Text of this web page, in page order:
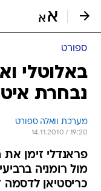
ספורט
באלוטלי
נבחרת
מערכת וואלה ספורט
14.11.2010 / 19:20
פראנדלי זימן
מול רומניה
כריסטיאן לדסמה